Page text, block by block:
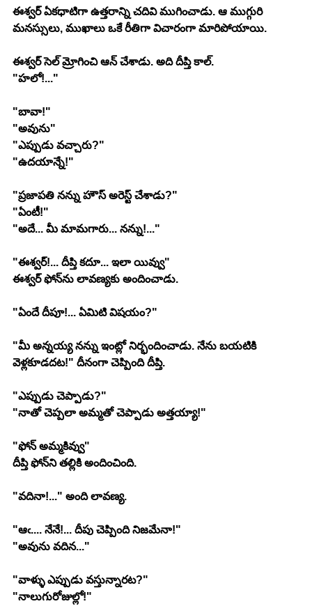
ఈశ్వర్ ఏకధాటిగా ఉత్తరాన్ని చదివి ముగించాడు. ఆ ముగ్గురి
మనస్సులు, ముఖాలు ఒకే రీతిగా విచారంగా మారిపోయాయి.
ఈశ్వర్ సెల్ మ్రోగించి ఆన్ చేశాడు. అది దీప్తి కాల్.
"హలో!..."
"బావా!"
"అవును"
"ఎప్పుడు వచ్చారు?"
"ఉదయాన్నే!"
"ప్రజాపతి నన్ను హౌస్ అరెస్ట్ చేశాడు?"
"ఏంటీ!"
"అదే... మీ మామగారు... నన్ను!..."
"ఈశ్వర్!... దీప్తి కదూ... ఇలా యివ్వు"
ఈశ్వర్ ఫోన్‍ను లావణ్యకు అందించాడు.
"ఏందే దీపూ!... ఏమిటి విషయం?"
"మీ అన్నయ్య నన్ను ఇంట్లో నిర్భందించాడు. నేను బయటికి
వెళ్లకూడదట!" దీనంగా చెప్పింది దీప్తి.
"ఎప్పుడు చెప్పాడు?"
"నాతో చెప్పలా అమ్మతో చెప్పాడు అత్తయ్యా!"
"ఫోన్ అమ్మకివ్వు"
దీప్తి ఫోన్‍ని తల్లికి అందించింది.
"వదినా!..." అంది లావణ్య.
"ఆఁ.... నేనే!... దీపు చెప్పింది నిజమేనా!"
"అవును వదిన..."
"వాళ్ళు ఎప్పుడు వస్తున్నారట?"
"నాలుగురోజుల్లో!"